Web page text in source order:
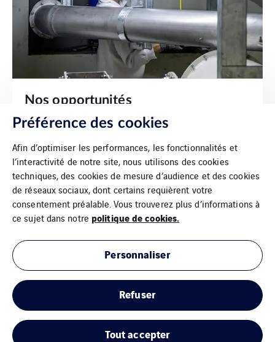
Nos opportunités
Découvrir
Mentions Légales
Cookies
Plan du site
Préférence des cookies
Afin d’optimiser les performances, les fonctionnalités et
l’interactivité de notre site, nous utilisons des cookies
techniques, des cookies de mesure d’audience et des cookies
de réseaux sociaux, dont certains requièrent votre
consentement préalable. Vous trouverez plus d’informations à
ce sujet dans notre politique de cookies.
Personnaliser
Refuser
Tout accepter